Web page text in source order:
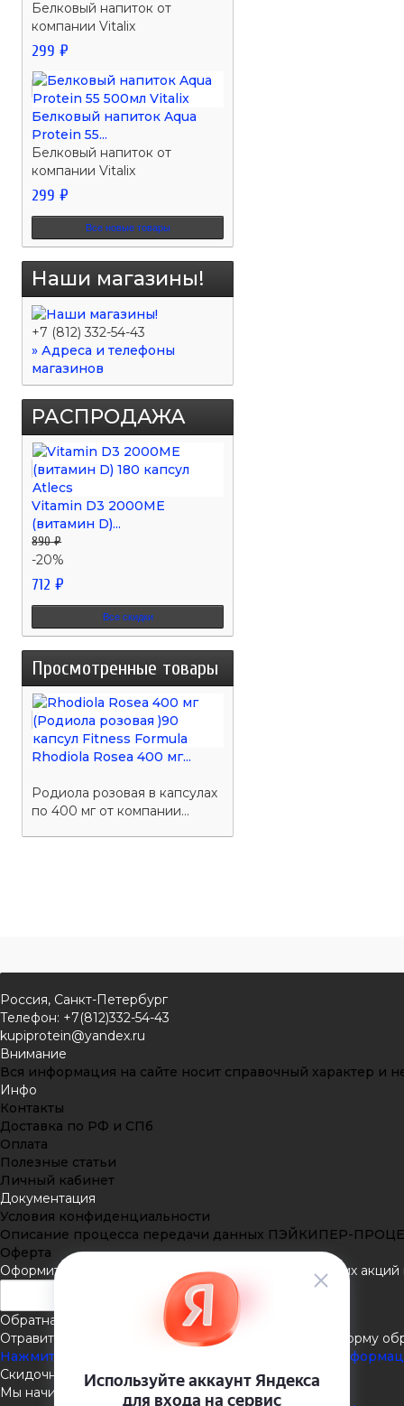
Белковый напиток от
компании Vitalix
299 ₽
Белковый напиток Aqua
Protein 55...
Белковый напиток от
компании Vitalix
299 ₽
Все новые товары
Наши магазины!
+7 (812) 332-54-43
» Адреса и телефоны
магазинов
РАСПРОДАЖА
Vitamin D3 2000ME
(витамин D)...
890 ₽
-20%
712 ₽
Все скидки
Просмотренные товары
Rhodiola Rosea 400 мг...
Родиола розовая в капсулах
по 400 мг от компании...
Россия, Санкт-Петербург
Телефон: +7(812)332-54-43
kupiprotein@yandex.ru
Внимание
Вся информация на сайте носит справочный характер и
Инфо
Контакты
Доставка по РФ и СПб
Оплата
Полезные статьи
Личный кабинет
Документация
Условия конфиденциальности
Описание процесса передачи данных ПЭЙКИПЕР-
Оферта
Оформить подписку
Подпишитесь на рассылку наших
Обратная связь
Отравить нам сообщение или задать вопрос через форму
Нажмите здесь для получения дополнительной
Скидочная система
Мы начисляем кэшбэк с покупок